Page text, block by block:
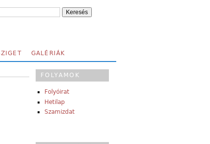
GALÉRIÁK
FOLYAMOK
Folyóirat
Hetilap
Szamizdat